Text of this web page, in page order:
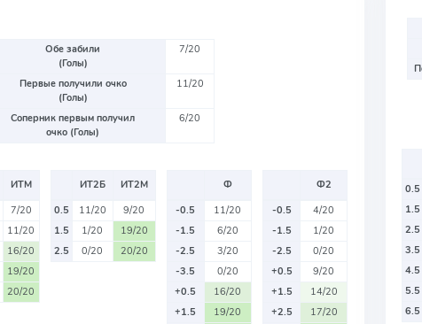
Обе забили
(Голы)
7/20
Первые получили очко
(Голы)
11/20
Соперник первым получил
очко (Голы)
6/20
ИТМ
7/20
11/20
16/20
19/20
20/20
ИТ2Б
ИТ2М
0.5
11/20
9/20
1.5
1/20
19/20
2.5
0/20 20/20
Ф
-0.5
11/20
-1.5
6/20
-2.5
3/20
-3.5
0/20
+0.5
16/20
+1.5
19/20
Ф2
-0.5
4/20
-1.5
1/20
-2.5
0/20
+0.5
9/20
+1.5
14/20
+2.5
17/20
0.5
1.5
2.5
3.5
4.5
5.5
6.5